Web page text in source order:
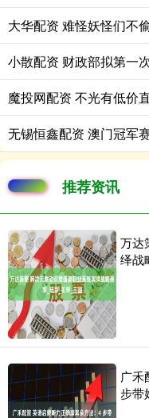
推荐资讯
万达
绎战
广禾
步带